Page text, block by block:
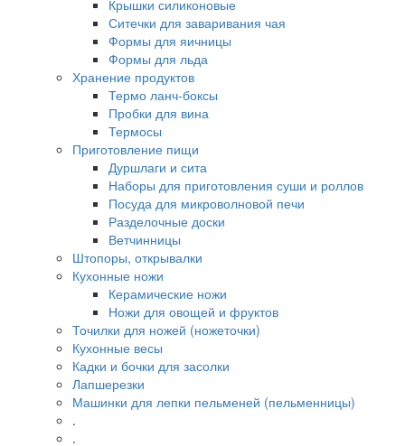
Крышки силиконовые
Ситечки для заваривания чая
Формы для яичницы
Формы для льда
Хранение продуктов
Термо ланч-боксы
Пробки для вина
Термосы
Приготовление пищи
Дуршлаги и сита
Наборы для приготовления суши и роллов
Посуда для микроволновой печи
Разделочные доски
Ветчинницы
Штопоры, открывалки
Кухонные ножи
Керамические ножи
Ножи для овощей и фруктов
Точилки для ножей (ножеточки)
Кухонные весы
Кадки и бочки для засолки
Лапшерезки
Машинки для лепки пельменей (пельменницы)
.
.